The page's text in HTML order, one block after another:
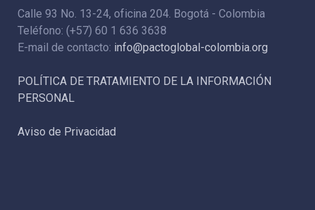
Calle 93 No. 13-24, oficina 204. Bogotá - Colombia
Teléfono: (+57) 60 1 636 3638
E-mail de contacto: info@pactoglobal-colombia.org
POLÍTICA DE TRATAMIENTO DE LA INFORMACIÓN
PERSONAL
Aviso de Privacidad